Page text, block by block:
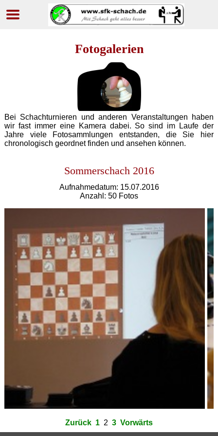
Fotogalerien
Bei Schachturnieren und anderen Veranstaltungen haben
wir fast immer eine Kamera dabei. So sind im Laufe der
Jahre viele Fotosammlungen entstanden, die Sie hier
chronologisch geordnet finden und ansehen können.
Sommerschach 2016
Aufnahmedatum: 15.07.2016
Anzahl: 50 Fotos
Zurück 1 2 3 Vorwärts